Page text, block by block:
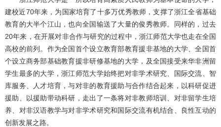
建校近70年来，为国家培育了十多万优秀教师，支撑了浙江全省基础
教育的大半个江山，也向全国输送了大量的俊秀教师。同样的，过去
20年来，在开展对非合作与研究的过程中，浙江师范大学也走在全国
高校的前列。作为全国首个设立教育部教育援非基地的大学、全国首
个设立商务部基础教育援非研修基地的大学，及全国接受来华非洲留
学生最多的大学，浙江师范大学始终把对非学术研究、国际交流、智
库服务、人才培育，与对非的教育援助与合作结合起来，以科研促进
援助、以援助带动科研，走出了一条将对非教师培训、对非留学生培
养、对非汉语教学与对非学术研究和国际交流有机结合、良性互动的
创新发展之路。